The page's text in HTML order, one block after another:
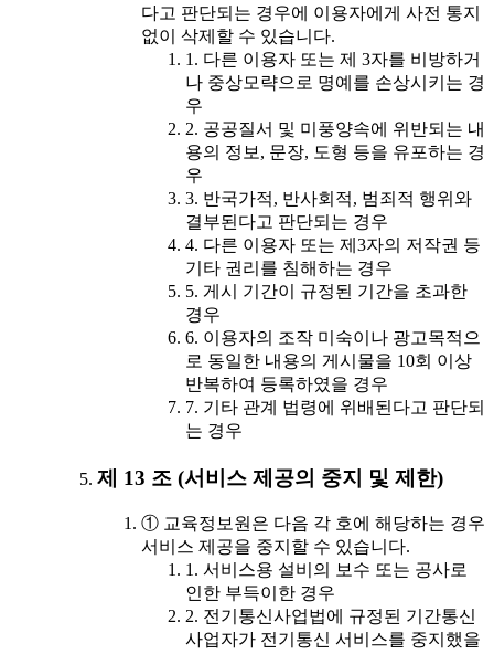
다고 판단되는 경우에 이용자에게 사전 통지
없이 삭제할 수 있습니다.
1. 다른 이용자 또는 제 3자를 비방하거
나 중상모략으로 명예를 손상시키는 경
우
2. 공공질서 및 미풍양속에 위반되는 내
용의 정보, 문장, 도형 등을 유포하는 경
우
3. 반국가적, 반사회적, 범죄적 행위와
결부된다고 판단되는 경우
4. 다른 이용자 또는 제3자의 저작권 등
기타 권리를 침해하는 경우
5. 게시 기간이 규정된 기간을 초과한
경우
6. 이용자의 조작 미숙이나 광고목적으
로 동일한 내용의 게시물을 10회 이상
반복하여 등록하였을 경우
7. 기타 관계 법령에 위배된다고 판단되
는 경우
제 13 조 (서비스 제공의 중지 및 제한)
① 교육정보원은 다음 각 호에 해당하는 경우
서비스 제공을 중지할 수 있습니다.
1. 서비스용 설비의 보수 또는 공사로
인한 부득이한 경우
2. 전기통신사업법에 규정된 기간통신
사업자가 전기통신 서비스를 중지했을